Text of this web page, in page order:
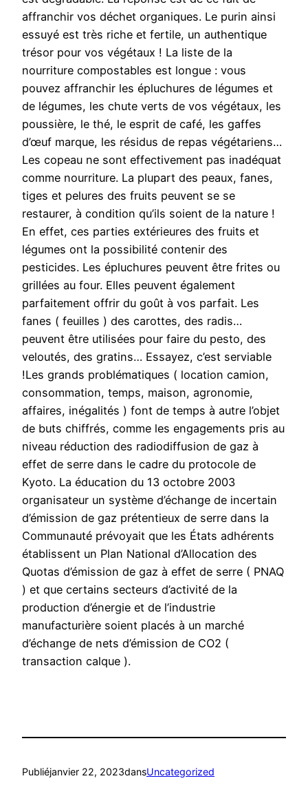
affranchir vos déchet organiques. Le purin ainsi
essuyé est très riche et fertile, un authentique
trésor pour vos végétaux ! La liste de la
nourriture compostables est longue : vous
pouvez affranchir les épluchures de légumes et
de légumes, les chute verts de vos végétaux, les
poussière, le thé, le esprit de café, les gaffes
d’œuf marque, les résidus de repas végétariens…
Les copeau ne sont effectivement pas inadéquat
comme nourriture. La plupart des peaux, fanes,
tiges et pelures des fruits peuvent se se
restaurer, à condition qu’ils soient de la nature !
En effet, ces parties extérieures des fruits et
légumes ont la possibilité contenir des
pesticides. Les épluchures peuvent être frites ou
grillées au four. Elles peuvent également
parfaitement offrir du goût à vos parfait. Les
fanes ( feuilles ) des carottes, des radis…
peuvent être utilisées pour faire du pesto, des
veloutés, des gratins… Essayez, c’est serviable
!Les grands problématiques ( location camion,
consommation, temps, maison, agronomie,
affaires, inégalités ) font de temps à autre l’objet
de buts chiffrés, comme les engagements pris au
niveau réduction des radiodiffusion de gaz à
effet de serre dans le cadre du protocole de
Kyoto. La éducation du 13 octobre 2003
organisateur un système d’échange de incertain
d’émission de gaz prétentieux de serre dans la
Communauté prévoyait que les États adhérents
établissent un Plan National d’Allocation des
Quotas d’émission de gaz à effet de serre ( PNAQ
) et que certains secteurs d’activité de la
production d’énergie et de l’industrie
manufacturière soient placés à un marché
d’échange de nets d’émission de CO2 (
transaction calque ).
Publiéjanvier 22, 2023dansUncategorized